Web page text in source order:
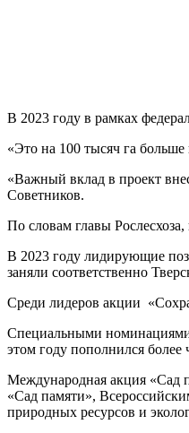
В 2023 году в рамках
«Это на 100 тысяч га
«Важный вклад в проект
Советников.
По словам главы
В 2023 году лидирующие
заняли соответственно
Среди лидеров акции
Специальными номинациями
этом году пополнился более
Международная акция «Сад
«Сад памяти»,
природных ресурсов и